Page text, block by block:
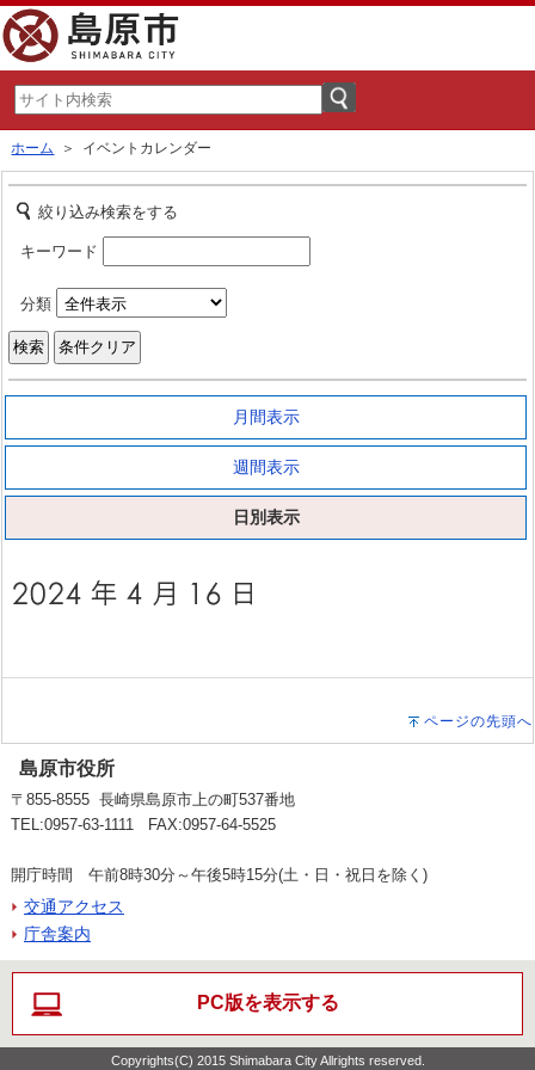
ホーム ＞ イベントカレンダー
絞り込み検索をする
キーワード
分類
月間表示
週間表示
日別表示
ページの先頭へ
島原市役所
〒855-8555 長崎県島原市上の町537番地
TEL:0957-63-1111 FAX:0957-64-5525
開庁時間 午前8時30分～午後5時15分(土・日・祝日を除く)
交通アクセス
庁舎案内
PC版を表示する
Copyrights(C) 2015 Shimabara City Allrights reserved.